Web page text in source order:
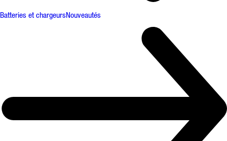
Batteries et chargeursNouveautés